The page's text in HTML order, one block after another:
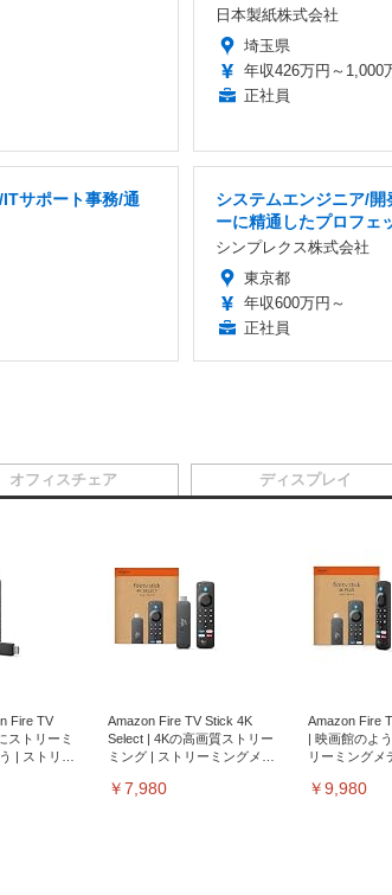
日本製紙株式会社
埼玉県
年収426万円～1,000
正社員
ITサポート事務/通
システムエンジニア/
ーに精通したプロフェ
シンプレクス株式会社
東京都
年収600万円～
正社員
Fire TV
ストリーミ
| ストリー
Amazon Fire TV Stick 4K
Select | 4Kの高画質ストリー
ミング | ストリーミングメデ
￥7,980
Amazon Fire
| 映画館のよ
リーミングメ
￥9,980
オフィスチェア ディスプレイ